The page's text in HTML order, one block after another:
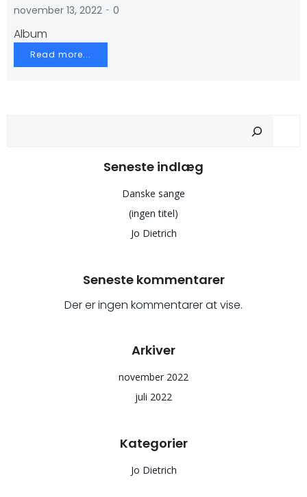
november 13, 2022 - 0
Album
Read more...
Seneste indlæg
Danske sange
(ingen titel)
Jo Dietrich
Seneste kommentarer
Der er ingen kommentarer at vise.
Arkiver
november 2022
juli 2022
Kategorier
Jo Dietrich